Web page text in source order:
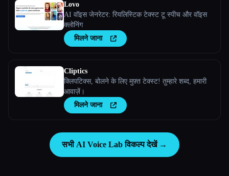
Lovo
AI वॉइस जेनरेटर: रियलिस्टिक टेक्स्ट टू स्पीच और वॉइस
क्लोनिंग
मिलने जाना
Cliptics
क्लिपटिक्स, बोलने के लिए मुफ़्त टेक्स्ट! तुम्हारे शब्द, हमारी
आवाज़ें।
मिलने जाना
सभी AI Voice Lab विकल्प देखें →